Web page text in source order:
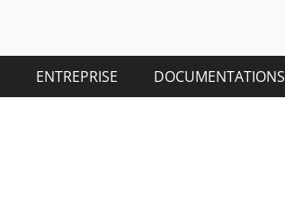
ENTREPRISE DOCUMENTATIONS